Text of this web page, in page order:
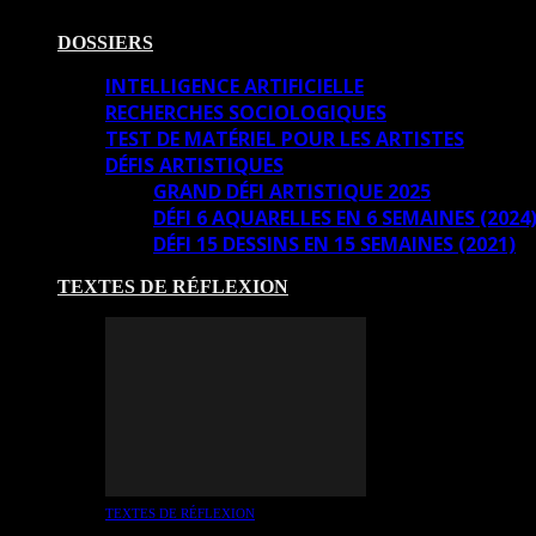
DOSSIERS
INTELLIGENCE ARTIFICIELLE
RECHERCHES SOCIOLOGIQUES
TEST DE MATÉRIEL POUR LES ARTISTES
DÉFIS ARTISTIQUES
GRAND DÉFI ARTISTIQUE 2025
DÉFI 6 AQUARELLES EN 6 SEMAINES (2024)
DÉFI 15 DESSINS EN 15 SEMAINES (2021)
TEXTES DE RÉFLEXION
TEXTES DE RÉFLEXION